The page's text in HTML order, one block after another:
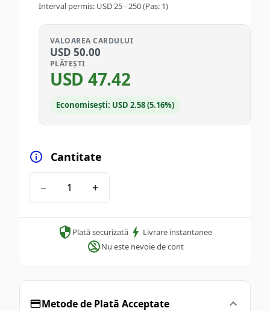
Interval permis: USD25-250(Pas: 1)
VALOAREA CARDULUI
USD 50.00
PLĂTEȘTI
USD 47.42
Economisești: USD 2.58 (5.16%)
Cantitate
− +
Plată securizată
Livrare instantanee
Nu este nevoie de cont
Metode de Plată Acceptate